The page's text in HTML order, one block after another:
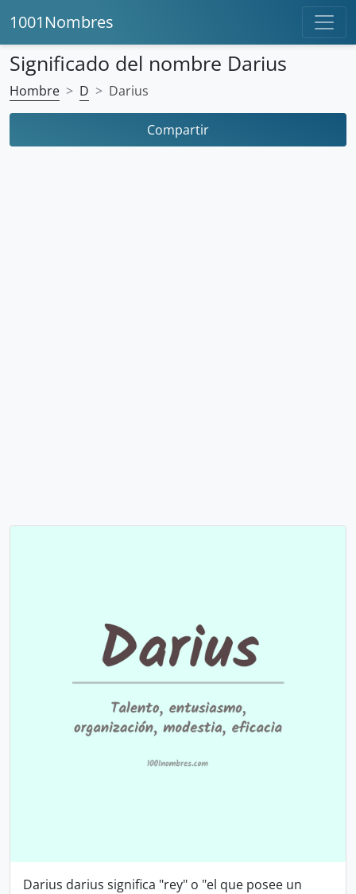
1001Nombres
Significado del nombre Darius
Hombre D Darius
Compartir
Darius darius significa "rey" o "el que posee un